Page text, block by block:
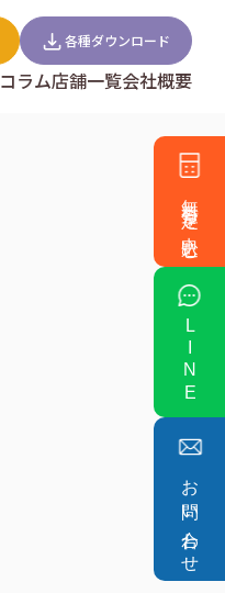
各種ダウンロード
コラム店舗一覧会社概要
無料査定を申込む
LINE
お問い合わせ